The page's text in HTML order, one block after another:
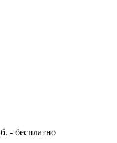
- бесплатно